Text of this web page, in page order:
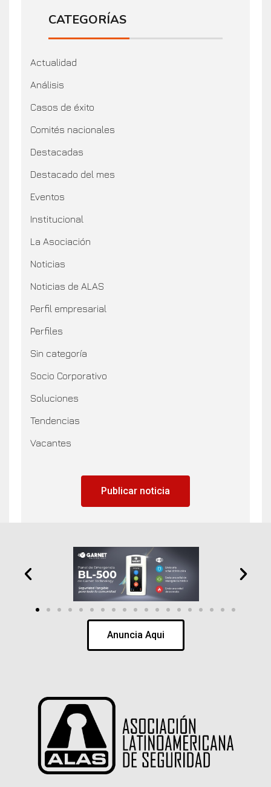
CATEGORÍAS
Actualidad
Análisis
Casos de éxito
Comités nacionales
Destacadas
Destacado del mes
Eventos
Institucional
La Asociación
Noticias
Noticias de ALAS
Perfil empresarial
Perfiles
Sin categoría
Socio Corporativo
Soluciones
Tendencias
Vacantes
Publicar noticia
Anuncia Aqui